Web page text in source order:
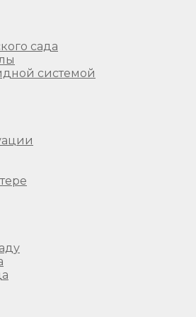
сада
системой